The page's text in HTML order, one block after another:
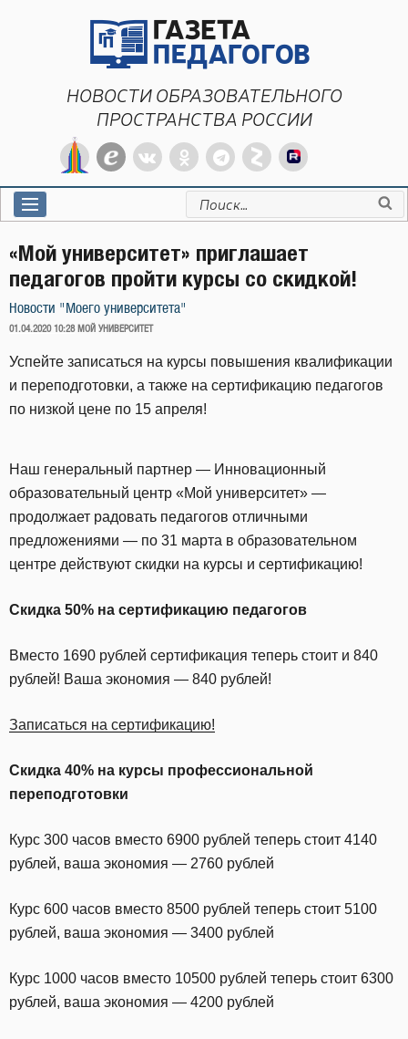
НОВОСТИ ОБРАЗОВАТЕЛЬНОГО
ПРОСТРАНСТВА РОССИИ
Искать:
«Мой университет» приглашает
педагогов пройти курсы со скидкой!
Новости "Моего университета"
ОПУБЛИКОВАНО
01.04.2020 10:28 МОЙ УНИВЕРСИТЕТ
Успейте записаться на курсы повышения квалификации
и переподготовки, а также на сертификацию педагогов
по низкой цене по 15 апреля!
Наш генеральный партнер — Инновационный
образовательный центр «Мой университет» —
продолжает радовать педагогов отличными
предложениями — по 31 марта в образовательном
центре действуют скидки на курсы и сертификацию!
Скидка 50% на сертификацию педагогов
Вместо 1690 рублей сертификация теперь стоит и 840
рублей! Ваша экономия — 840 рублей!
Записаться на сертификацию!
Скидка 40% на курсы профессиональной
переподготовки
Курс 300 часов вместо 6900 рублей теперь стоит 4140
рублей, ваша экономия — 2760 рублей
Курс 600 часов вместо 8500 рублей теперь стоит 5100
рублей, ваша экономия — 3400 рублей
Курс 1000 часов вместо 10500 рублей теперь стоит 6300
рублей, ваша экономия — 4200 рублей